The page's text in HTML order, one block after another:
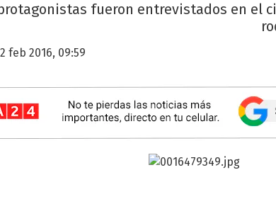
fueron entrevistados en el
feb 2016, 09:59